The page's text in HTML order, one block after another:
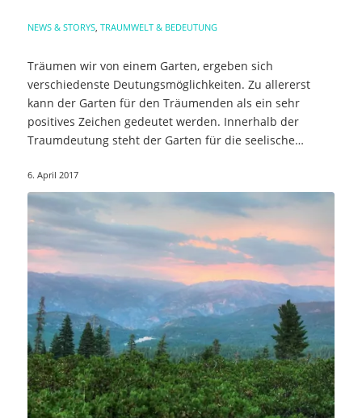
NEWS & STORYS, TRAUMWELT & BEDEUTUNG
Träumen wir von einem Garten, ergeben sich
verschiedenste Deutungsmöglichkeiten. Zu allererst
kann der Garten für den Träumenden als ein sehr
positives Zeichen gedeutet werden. Innerhalb der
Traumdeutung steht der Garten für die seelische…
6. April 2017